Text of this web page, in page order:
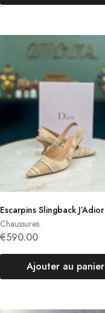
Chaussures
Escarpins Slingback J’Adior
€590.00
Ajouter au panier